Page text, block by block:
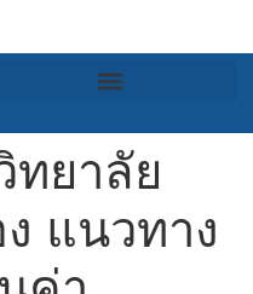
ทยาลัย
ง แนวทาง